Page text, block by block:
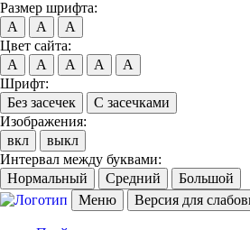
Размер шрифта:
A
A
A
Цвет сайта:
A
A A A
A
Шрифт:
Без засечек
С засечками
Изображения:
вкл
выкл
Интервал между буквами:
Нормальный
Средний
Большой
Меню
Версия для